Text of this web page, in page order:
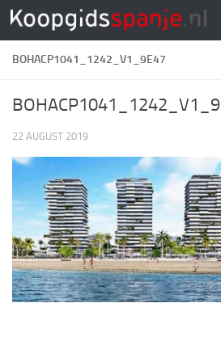
Doorgaan naar inhoud
BOHACP1041_1242_V1_9E47
22 AUGUST 2019